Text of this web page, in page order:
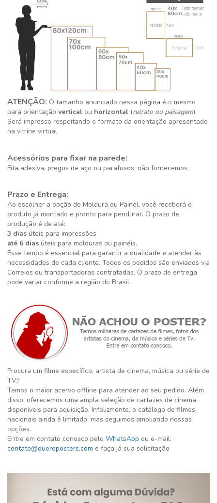
ATENÇÃO: O tamanho anunciado nessa página é o mesmo
para orientação vertical ou horizontal (retrato ou paisagem).
Será impresso respeitando o formato da orientação apresentado
na vitrine virtual.
Acessórios para fixar na parede:
Fita adesiva, pregos de aço ou parafusos, não fornecemos.
Prazo e Entrega:
Ao escolher a opção de Moldura ou Painel, você receberá o
produto já montado e pronto para pendurar. O prazo de
produção é de até:
3 dias úteis para impressões
até 6 dias úteis para molduras ou painéis.
Esse tempo é essencial para garantir a qualidade e atender às
necessidades de cada cliente. Todos os pedidos são enviados via
Correios ou transportadoras contratadas. O prazo de entrega
pode variar conforme a região do Brasil.
Procura um filme específico, artista de cinema, música ou série de
TV?
Temos o maior acervo offline para atender ao seu pedido. Além
disso, oferecemos uma ampla seleção de cartazes de cinema
disponíveis para aquisição. Infelizmente, o catálogo de filmes
nacionais ainda é limitado, mas seguimos ampliando nossas
opções.
Entre em contato conosco pelo WhatsApp ou e-mail:
contato@queroposters.com e faça já sua solicitação